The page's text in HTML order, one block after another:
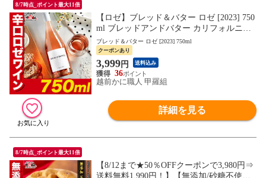
8/7時点_ポイント最大11倍
【ロゼ】ブレッド＆バター ロゼ [2023] 750
ml ブレッドアンドバター カリフォルニア
ロゼワイン フルボディ Bread&Butter Ros? 7
50ml bread & butter お中元 お祝い プレゼン
ト
ブレッド＆バター ロゼ [2023] 750ml
クーポンあり
3,999円 送料込み
36
越前かに職人 甲羅組
詳細を見る
8/7時点_ポイント最大11倍
【8/12まで★50％OFFクーポンで3,980円⇒
送料無料1,990円！】【無添加/砂糖不使